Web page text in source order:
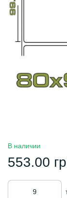
В наличии
553.00